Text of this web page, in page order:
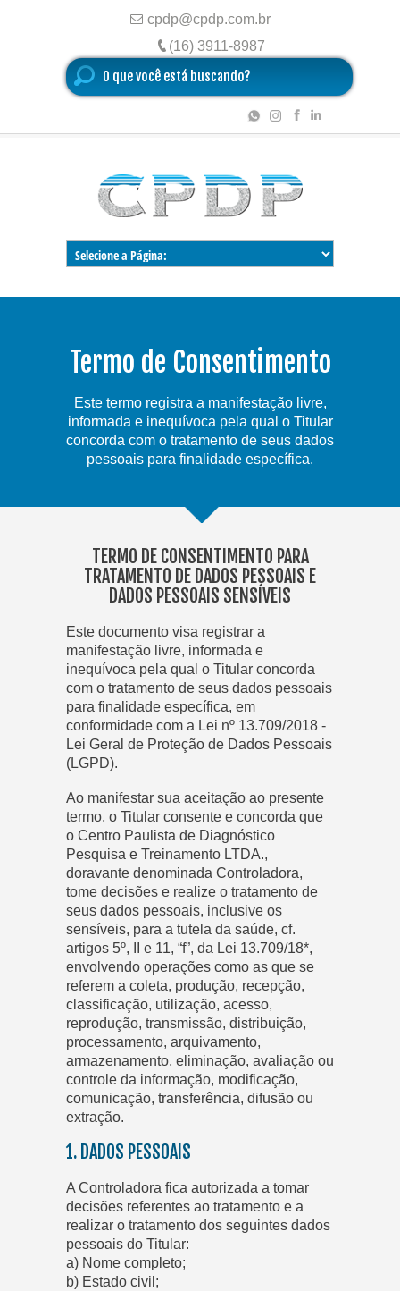
cpdp@cpdp.com.br
(16) 3911-8987
Termo de Consentimento
Este termo registra a manifestação livre,
informada e inequívoca pela qual o Titular
concorda com o tratamento de seus dados
pessoais para finalidade específica.
TERMO DE CONSENTIMENTO PARA
TRATAMENTO DE DADOS PESSOAIS E
DADOS PESSOAIS SENSÍVEIS
Este documento visa registrar a
manifestação livre, informada e
inequívoca pela qual o Titular concorda
com o tratamento de seus dados pessoais
para finalidade específica, em
conformidade com a Lei nº 13.709/2018 -
Lei Geral de Proteção de Dados Pessoais
(LGPD).
Ao manifestar sua aceitação ao presente
termo, o Titular consente e concorda que
o Centro Paulista de Diagnóstico
Pesquisa e Treinamento LTDA.,
doravante denominada Controladora,
tome decisões e realize o tratamento de
seus dados pessoais, inclusive os
sensíveis, para a tutela da saúde, cf.
artigos 5º, II e 11, “f”, da Lei 13.709/18*,
envolvendo operações como as que se
referem a coleta, produção, recepção,
classificação, utilização, acesso,
reprodução, transmissão, distribuição,
processamento, arquivamento,
armazenamento, eliminação, avaliação ou
controle da informação, modificação,
comunicação, transferência, difusão ou
extração.
1. DADOS PESSOAIS
A Controladora fica autorizada a tomar
decisões referentes ao tratamento e a
realizar o tratamento dos seguintes dados
pessoais do Titular:
a) Nome completo;
b) Estado civil;